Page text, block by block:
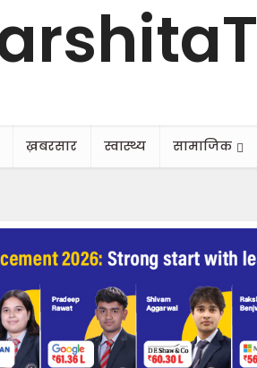
ख़बरसार स्वास्थ्य सामाजिक